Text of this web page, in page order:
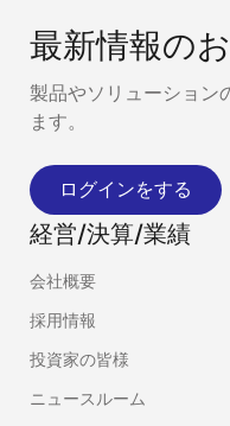
最新情報の
製品やソリューション
ます。
ログインをする
経営/決算/業績
会社概要
採用情報
投資家の皆様
ニュースルーム